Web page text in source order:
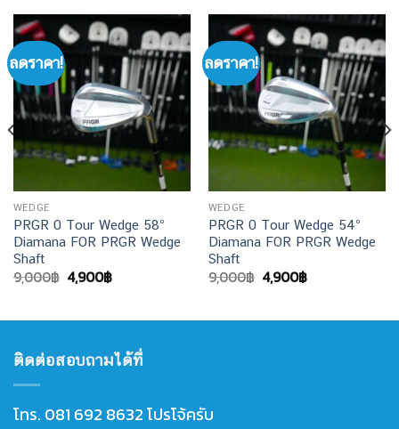
ลดราคา!
WEDGE
PRGR 0 Tour Wedge 58°
Diamana FOR PRGR Wedge
Shaft
9,000฿ Original
price
9,000฿.
4,900฿Current
4,900฿.
ลดราคา!
WEDGE
PRGR 0 Tour Wedge 54°
Diamana FOR PRGR Wedge
Shaft
9,000฿ Original
price
9,000฿.
4,900฿Current
4,900฿.
ติดต่อสอบถามได้ที่
โทร. 081 692 8632 โปรโจ้ครับ